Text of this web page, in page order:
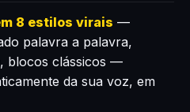
8 estilos virais —
palavra a palavra,
blocos clássicos —
da sua voz, em